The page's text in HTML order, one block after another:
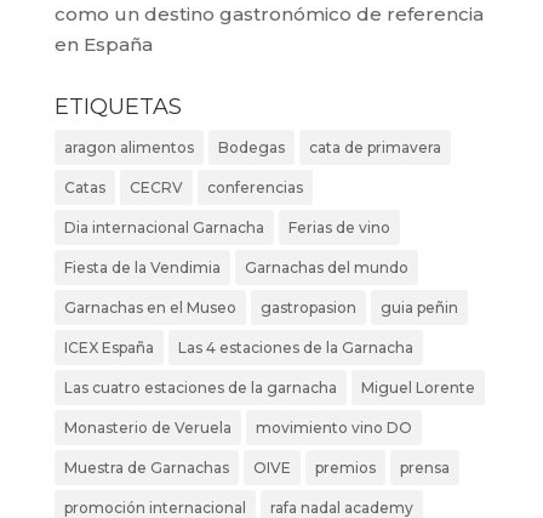
como un destino gastronómico de referencia
en España
ETIQUETAS
aragon alimentos Bodegas cata de primavera
Catas CECRV conferencias
Dia internacional Garnacha Ferias de vino
Fiesta de la Vendimia Garnachas del mundo
Garnachas en el Museo gastropasion guia peñin
ICEX España Las 4 estaciones de la Garnacha
Las cuatro estaciones de la garnacha Miguel Lorente
Monasterio de Veruela movimiento vino DO
Muestra de Garnachas OIVE premios prensa
promoción internacional rafa nadal academy